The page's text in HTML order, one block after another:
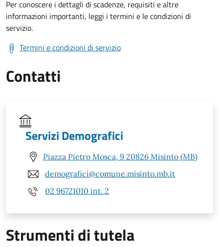
Per conoscere i dettagli di scadenze, requisiti e altre
informazioni importanti, leggi i termini e le condizioni di
servizio.
Termini e condizioni di servizio
Contatti
Servizi Demografici
Piazza Pietro Mosca, 9 20826 Misinto (MB)
demografici@comune.misinto.mb.it
02 96721010 int. 2
Strumenti di tutela